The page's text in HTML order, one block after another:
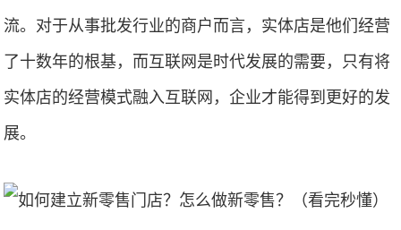
流。对于从事批发行业的商户而言，实体店是他们经营
了十数年的根基，而互联网是时代发展的需要，只有将
实体店的经营模式融入互联网，企业才能得到更好的发
展。